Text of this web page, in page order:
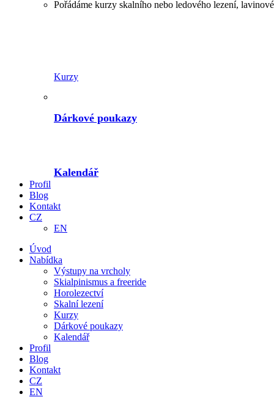
Pořádáme kurzy skalního nebo ledového lezení,
Kurzy
Dárkové poukazy
Kalendář
Profil
Blog
Kontakt
CZ
EN
Úvod
Nabídka
Výstupy na vrcholy
Skialpinismus a freeride
Horolezectví
Skalní lezení
Kurzy
Dárkové poukazy
Kalendář
Profil
Blog
Kontakt
CZ
EN